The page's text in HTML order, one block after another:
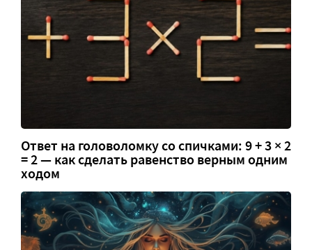
Ответ на головоломку со спичками: 9 + 3 × 2
= 2 — как сделать равенство верным одним
ходом